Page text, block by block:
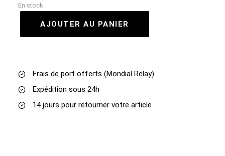
COLLECTION
L’ ARTISTE
CONTACT
En stock
AJOUTER AU PANIER
Frais de port offerts (Mondial Relay)
Expédition sous 24h
14 jours pour retourner votre article